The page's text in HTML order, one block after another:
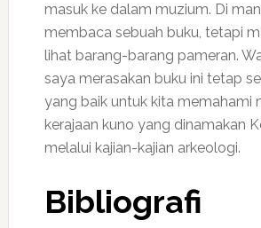
masuk ke dalam muzium. Di
membaca sebuah buku, tetapi
lihat barang-barang pameran.
saya merasakan buku ini tetap
yang baik untuk kita memahami
kerajaan kuno yang dinamakan
melalui kajian-kajian arkeologi.
Bibliografi